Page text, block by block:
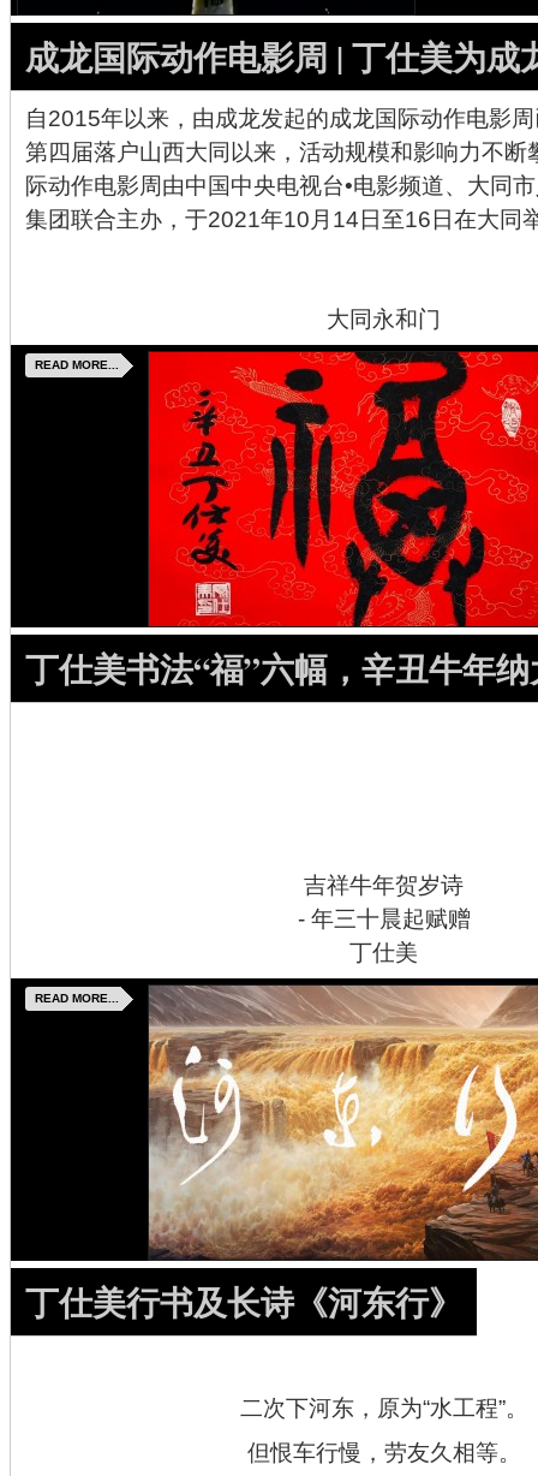
成龙国际动作电影周 | 丁仕美为成
自2015年以来，由成龙发起的成龙国际动作电影
第四届落户山西大同以来，活动规模和影响力不断
际动作电影周由中国中央电视台•电影频道、大同
集团联合主办，于2021年10月14日至16日在大同
大同永和门
READ MORE...
丁仕美书法“福”六幅，辛丑牛年
吉祥牛年贺岁诗
- 年三十晨起赋赠
丁仕美
READ MORE...
丁仕美行书及长诗《河东行》
二次下河东，原为“水工程”。
但恨车行慢，劳友久相等。